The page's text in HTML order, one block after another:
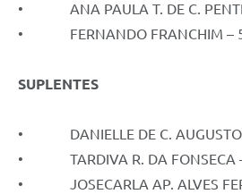
• ANA PAULA T. DE C.
• FERNANDO FRANCHIM –
SUPLENTES
• DANIELLE DE C. AUGUSTO
• TARDIVA R. DA FONSECA
• JOSECARLA AP. ALVES